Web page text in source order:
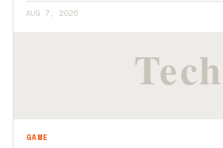
AUG 7, 2026
GAME